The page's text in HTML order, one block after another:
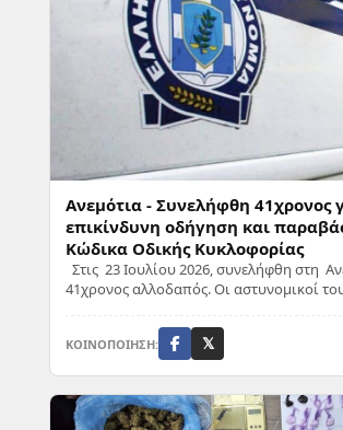
Ανεμότια - Συνελήφθη 41χρονος
επικίνδυνη οδήγηση και
Κώδικα Οδικής Κυκλοφορίας
Στις 23 Ιουλίου 2026, συνελήφθη στη
41χρονος αλλοδαπός. Οι αστυνομικοί
ΚΟΙΝΟΠΟΙΗΣΗ: 𝕏